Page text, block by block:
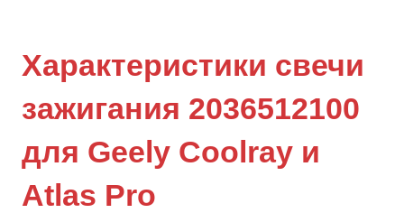
Характеристики свечи
зажигания 2036512100
для Geely Coolray и
Atlas Pro